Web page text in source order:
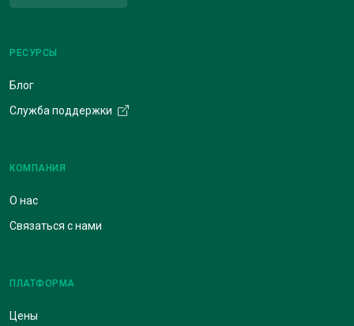
РЕСУРСЫ
Блог
Служба поддержки
КОМПАНИЯ
О нас
Связаться с нами
ПЛАТФОРМА
Цены